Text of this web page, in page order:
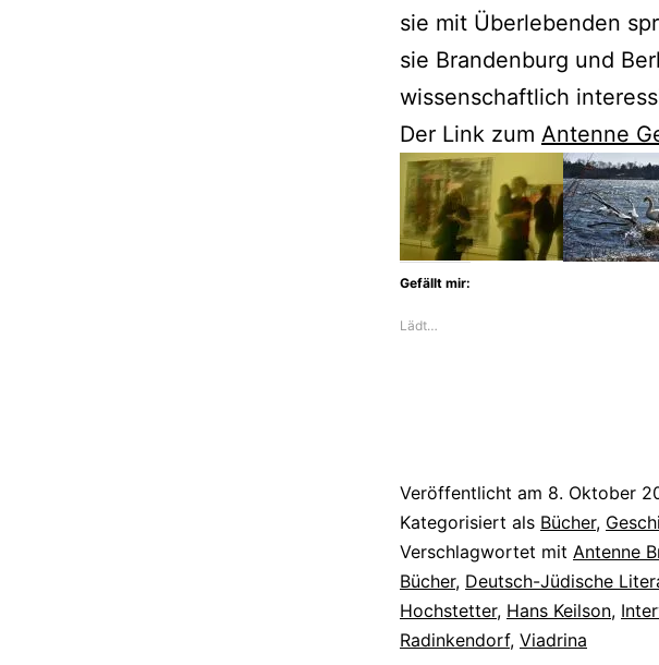
sie mit Überlebenden
sie Brandenburg und
wissenschaftlich
Der Link zum Antenne
Gefällt mir:
Lädt…
Veröffentlicht am 8. Oktober
Kategorisiert als Bücher,
Verschlagwortet mit Antenne
Bücher, Deutsch-Jüdische
Hochstetter, Hans Keilson,
Radinkendorf, Viadrina